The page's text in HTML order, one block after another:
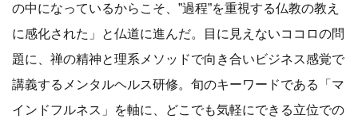
の中になっているからこそ、”過程”を重視する仏教の教え
に感化された」と仏道に進んだ。目に見えないココロの問
題に、禅の精神と理系メソッドで向き合いビジネス感覚で
講義するメンタルヘルス研修。旬のキーワードである「マ
インドフルネス」を軸に、どこでも気軽にできる立位での